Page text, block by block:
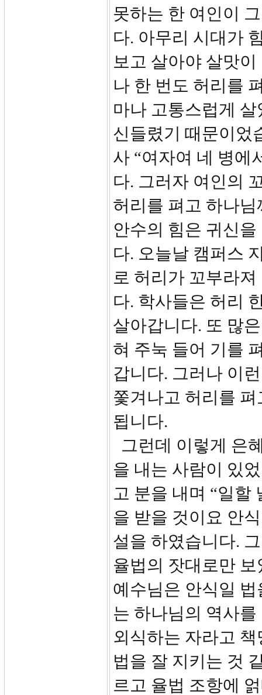
못하는 한 여인이
다. 아무리 시대가
보고 살아야 살맛
나 한 번도 허리를
마나 고통스럽게
신들렸기 때문이었
사 “여자여 네 병에
다. 그러자 여인의
허리를 펴고 하나
안수의 힘은 귀신
다. 오늘날 캠퍼스
로 허리가 꼬부라
다. 학사들은 허리
살아갑니다. 또 많
혀 주눅 들어 기를
갑니다. 그러나 이
쫓겨나고 허리를
됩니다.
그런데 이렇게 은
을 내는 사람이 있
고 분을 내며 “일할
을 받을 것이요 안
설을 하였습니다.
율법의 잣대로만
예수님은 안식일
는 하나님의 역사
외식하는 자라고
법을 잘 지키는 것
르고 율법 조항에